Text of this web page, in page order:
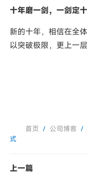
十年磨一剑，一剑定
新的十年，相信在全
以突破极限，更上一
首页 / 公司博客 /
式
上一篇